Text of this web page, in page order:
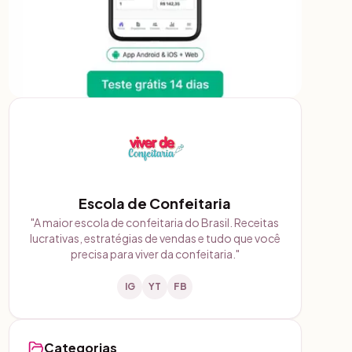
Escola de Confeitaria
"A maior escola de confeitaria do Brasil. Receitas
lucrativas, estratégias de vendas e tudo que você
precisa para viver da confeitaria. "
IG YT FB
Categorias